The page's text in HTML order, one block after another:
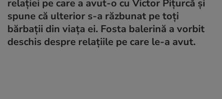
relației pe care a avut-o cu Victor Pițurcă și
spune că ulterior s-a răzbunat pe toți
bărbații din viața ei. Fosta balerină a vorbit
deschis despre relațiile pe care le-a avut.